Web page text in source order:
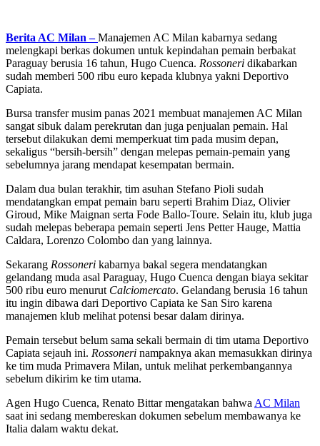
Berita AC Milan – Manajemen AC Milan kabarnya sedang
melengkapi berkas dokumen untuk kepindahan pemain berbakat
Paraguay berusia 16 tahun, Hugo Cuenca. Rossoneri dikabarkan
sudah memberi 500 ribu euro kepada klubnya yakni Deportivo
Capiata.
Bursa transfer musim panas 2021 membuat manajemen AC Milan
sangat sibuk dalam perekrutan dan juga penjualan pemain. Hal
tersebut dilakukan demi memperkuat tim pada musim depan,
sekaligus “bersih-bersih” dengan melepas pemain-pemain yang
sebelumnya jarang mendapat kesempatan bermain.
Dalam dua bulan terakhir, tim asuhan Stefano Pioli sudah
mendatangkan empat pemain baru seperti Brahim Diaz, Olivier
Giroud, Mike Maignan serta Fode Ballo-Toure. Selain itu, klub juga
sudah melepas beberapa pemain seperti Jens Petter Hauge, Mattia
Caldara, Lorenzo Colombo dan yang lainnya.
Sekarang Rossoneri kabarnya bakal segera mendatangkan
gelandang muda asal Paraguay, Hugo Cuenca dengan biaya sekitar
500 ribu euro menurut Calciomercato. Gelandang berusia 16 tahun
itu ingin dibawa dari Deportivo Capiata ke San Siro karena
manajemen klub melihat potensi besar dalam dirinya.
Pemain tersebut belum sama sekali bermain di tim utama Deportivo
Capiata sejauh ini. Rossoneri nampaknya akan memasukkan dirinya
ke tim muda Primavera Milan, untuk melihat perkembangannya
sebelum dikirim ke tim utama.
Agen Hugo Cuenca, Renato Bittar mengatakan bahwa AC Milan
saat ini sedang membereskan dokumen sebelum membawanya ke
Italia dalam waktu dekat.